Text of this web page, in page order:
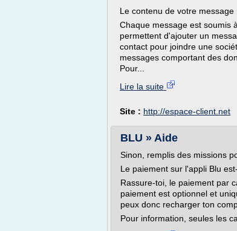
Le contenu de votre message
Chaque message est soumis
permettent d'ajouter un
contact pour joindre une
messages comportant des
Pour...
Lire la suite
Site : http://espace-client.net
BLU » Aide
Sinon, remplis des missions
Le paiement sur l'appli Blu
Rassure-toi, le paiement par
paiement est optionnel et
peux donc recharger ton
Pour information, seules les